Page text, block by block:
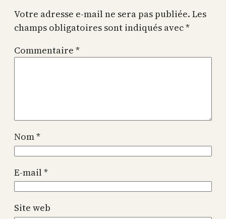
Votre adresse e-mail ne sera pas publiée. Les
champs obligatoires sont indiqués avec*
Commentaire *
Nom*
E-mail*
Site web